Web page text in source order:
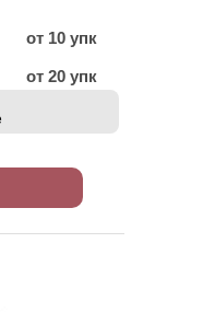
от 10 упк
от 20 упк